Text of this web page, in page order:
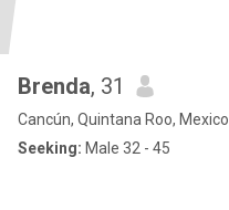
Brenda, 31
Cancún, Quintana Roo, Mexico
Seeking: Male 32 - 45